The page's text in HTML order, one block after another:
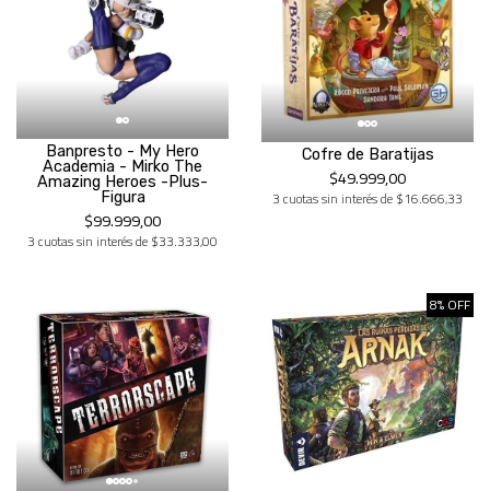
Banpresto - My Hero
Academia - Mirko The
Amazing Heroes -Plus-
Figura
$99.999,00
3 cuotas sin interés de $33.333,00
Cofre de Baratijas
$49.999,00
3 cuotas sin interés de $16.666,33
8% OFF